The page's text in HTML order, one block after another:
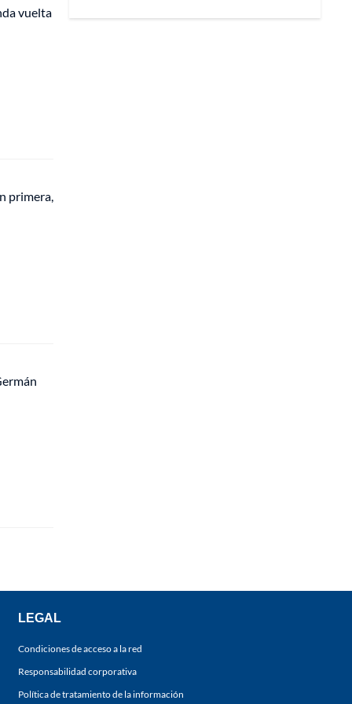
vuelta
primera,
LEGAL
Condiciones de acceso a la red
Responsabilidad corporativa
Política de tratamiento de la información